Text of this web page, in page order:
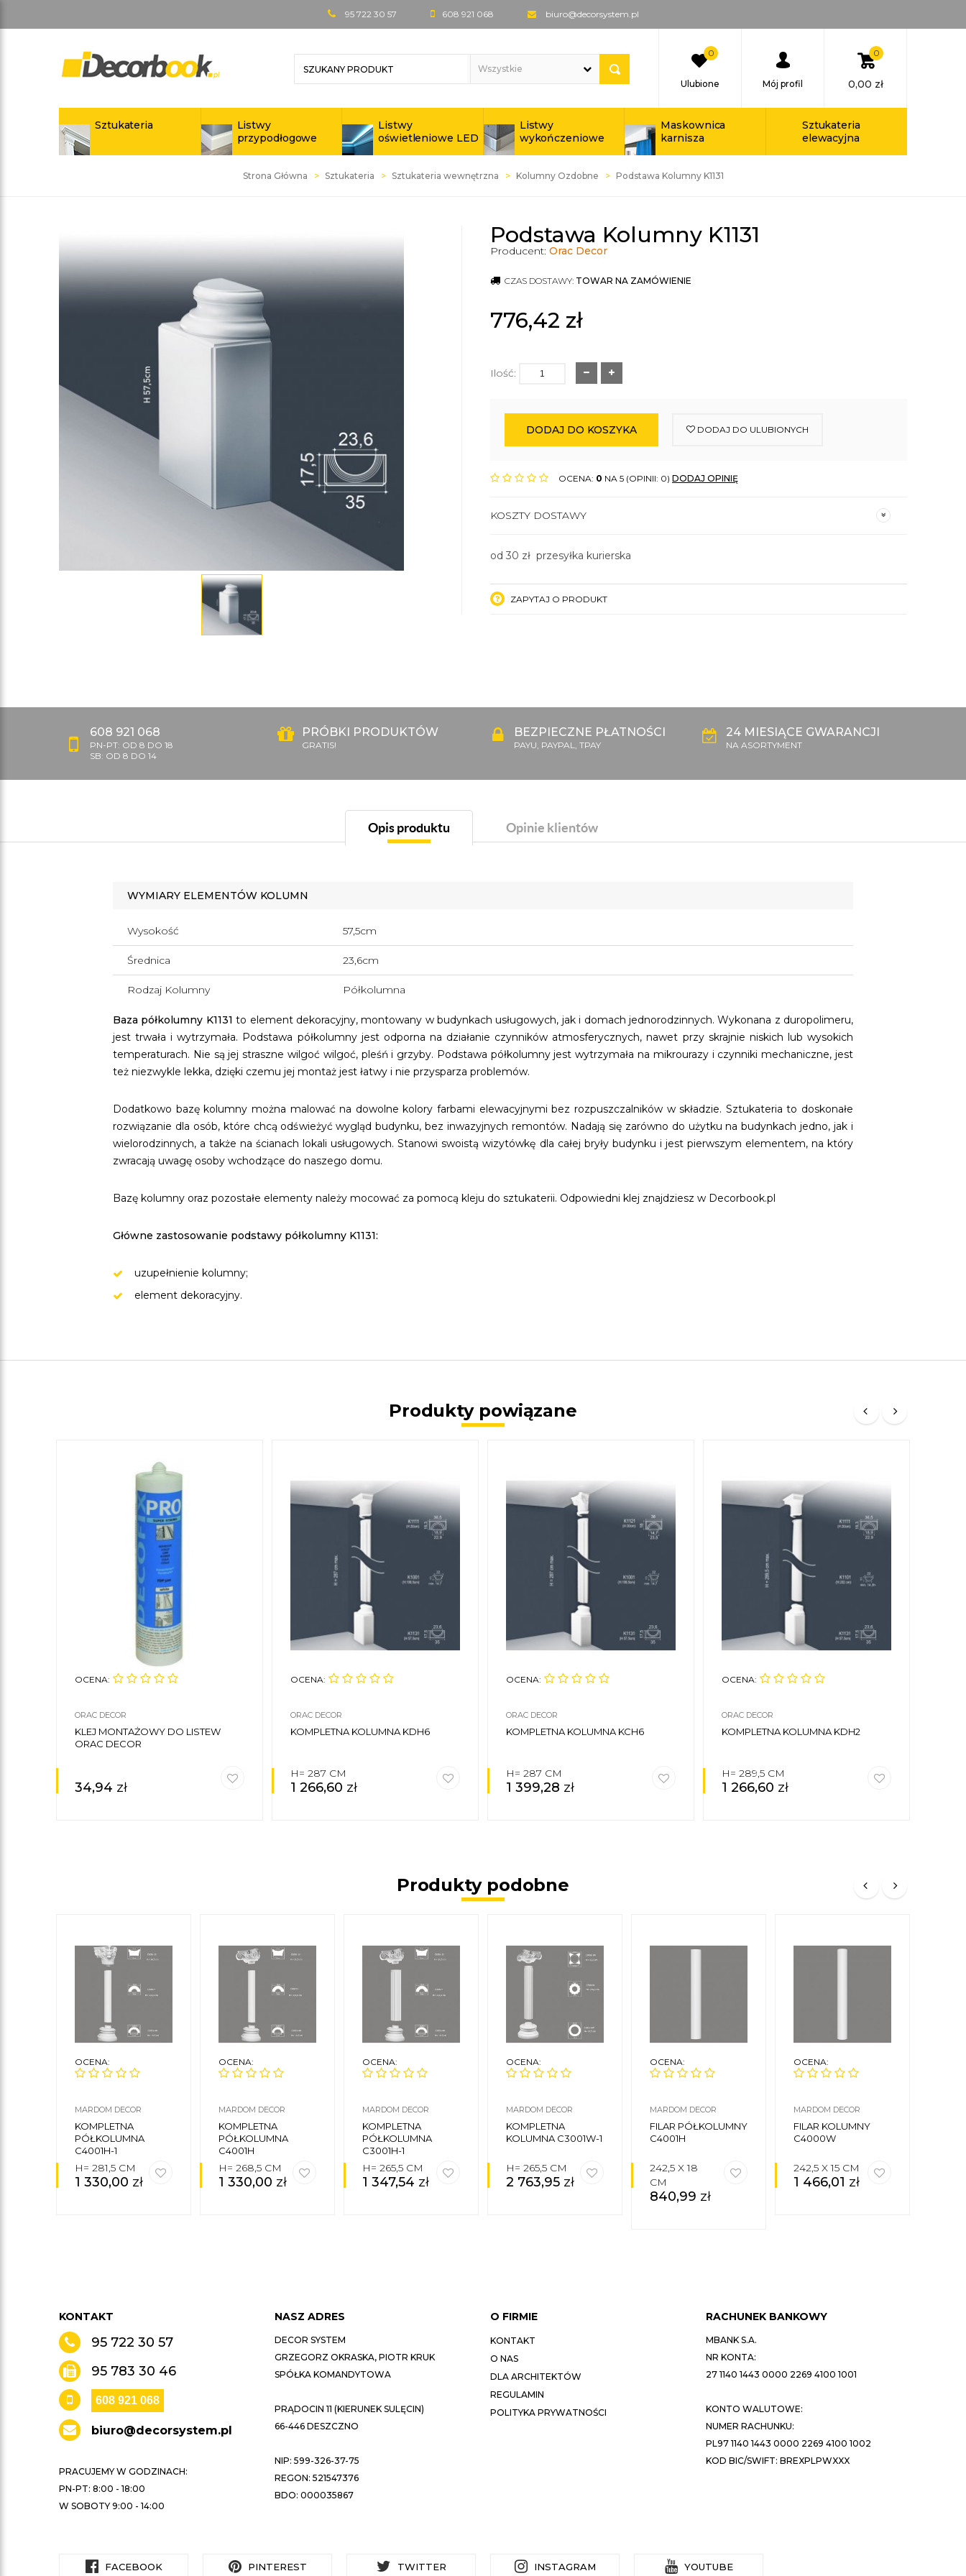
95 722 30 57 608 921 068 biuro@decorsystem.pl
0
Ulubione Mój profil
0
0,00 zł
Sztukateria
Listwy
przypodłogowe
Listwy
oświetleniowe LED
Listwy
wykończeniowe
Maskownica
karnisza
Sztukateria
elewacyjna
Strona Główna Sztukateria Sztukateria wewnętrzna Kolumny Ozdobne Podstawa Kolumny K1131
Podstawa Kolumny K1131
Producent: Orac Decor
CZAS DOSTAWY: TOWAR NA ZAMÓWIENIE
776,42 zł
Ilość:
DODAJ DO KOSZYKA DODAJ DO ULUBIONYCH
OCENA: 0 NA 5 (OPINII: 0) DODAJ OPINIĘ
KOSZTY DOSTAWY
od 30 zł przesyłka kurierska
ZAPYTAJ O PRODUKT
608 921 068
PN-PT: OD 8 DO 18
SB: OD 8 DO 14
PRÓBKI PRODUKTÓW
GRATIS!
BEZPIECZNE PŁATNOŚCI
PAYU, PAYPAL, TPAY
24 MIESIĄCE GWARANCJI
NA ASORTYMENT
Opis produktu Opinie klientów
WYMIARY ELEMENTÓW KOLUMN
Wysokość 57,5cm
Średnica 23,6cm
Rodzaj Kolumny Półkolumna
Baza półkolumny K1131 to element dekoracyjny, montowany w budynkach usługowych, jak i domach jednorodzinnych. Wykonana z duropolimeru,
jest trwała i wytrzymała. Podstawa półkolumny jest odporna na działanie czynników atmosferycznych, nawet przy skrajnie niskich lub wysokich
temperaturach. Nie są jej straszne wilgoć wilgoć, pleśń i grzyby. Podstawa półkolumny jest wytrzymała na mikrourazy i czynniki mechaniczne, jest
też niezwykle lekka, dzięki czemu jej montaż jest łatwy i nie przysparza problemów.
Dodatkowo bazę kolumny można malować na dowolne kolory farbami elewacyjnymi bez rozpuszczalników w składzie. Sztukateria to doskonałe
rozwiązanie dla osób, które chcą odświeżyć wygląd budynku, bez inwazyjnych remontów. Nadają się zarówno do użytku na budynkach jedno, jak i
wielorodzinnych, a także na ścianach lokali usługowych. Stanowi swoistą wizytówkę dla całej bryły budynku i jest pierwszym elementem, na który
zwracają uwagę osoby wchodzące do naszego domu.
Bazę kolumny oraz pozostałe elementy należy mocować za pomocą kleju do sztukaterii. Odpowiedni klej znajdziesz w Decorbook.pl
Główne zastosowanie podstawy półkolumny K1131:
uzupełnienie kolumny;
element dekoracyjny.
Produkty powiązane
OCENA:
ORAC DECOR
KLEJ MONTAŻOWY DO LISTEW
ORAC DECOR
34,94 zł
OCENA:
ORAC DECOR
KOMPLETNA KOLUMNA KDH6
H= 287 CM
1 266,60 zł
OCENA:
ORAC DECOR
KOMPLETNA KOLUMNA KCH6
H= 287 CM
1 399,28 zł
OCENA:
ORAC DECOR
KOMPLETNA KOLUMNA KDH2
H= 289,5 CM
1 266,60 zł
Produkty podobne
OCENA:
MARDOM DECOR
KOMPLETNA
PÓŁKOLUMNA
C4001H-1
H= 281,5 CM
1 330,00 zł
OCENA:
MARDOM DECOR
KOMPLETNA
PÓŁKOLUMNA
C4001H
H= 268,5 CM
1 330,00 zł
OCENA:
MARDOM DECOR
KOMPLETNA
PÓŁKOLUMNA
C3001H-1
H= 265,5 CM
1 347,54 zł
OCENA:
MARDOM DECOR
KOMPLETNA
KOLUMNA C3001W-1
H= 265,5 CM
2 763,95 zł
OCENA:
MARDOM DECOR
FILAR PÓŁKOLUMNY
C4001H
242,5 X 18
CM
840,99 zł
OCENA:
MARDOM DECOR
FILAR KOLUMNY
C4000W
242,5 X 15 CM
1 466,01 zł
KONTAKT
95 722 30 57
95 783 30 46
608 921 068
biuro@decorsystem.pl
PRACUJEMY W GODZINACH:
PN-PT: 8:00 - 18:00
W SOBOTY 9:00 - 14:00
NASZ ADRES
DECOR SYSTEM
GRZEGORZ OKRASKA, PIOTR KRUK
SPÓŁKA KOMANDYTOWA
PRĄDOCIN 11 (KIERUNEK SULĘCIN)
66-446 DESZCZNO
NIP: 599-326-37-75
REGON: 521547376
BDO: 000035867
O FIRMIE
KONTAKT
O NAS
DLA ARCHITEKTÓW
REGULAMIN
POLITYKA PRYWATNOŚCI
RACHUNEK BANKOWY
MBANK S.A.
NR KONTA:
27 1140 1443 0000 2269 4100 1001
KONTO WALUTOWE:
NUMER RACHUNKU:
PL97 1140 1443 0000 2269 4100 1002
KOD BIC/SWIFT: BREXPLPWXXX
FACEBOOK PINTEREST TWITTER INSTAGRAM YOUTUBE